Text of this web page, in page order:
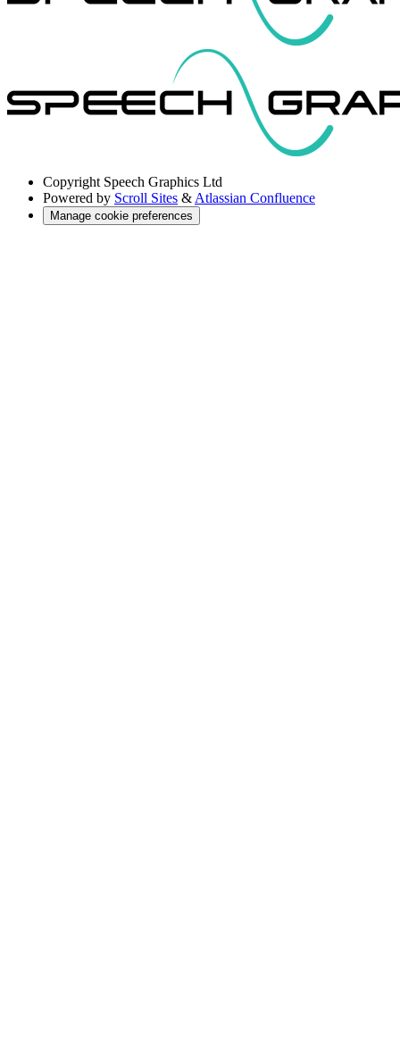
Copyright Speech Graphics Ltd
Powered by Scroll Sites & Atlassian Confluence
Manage cookie preferences